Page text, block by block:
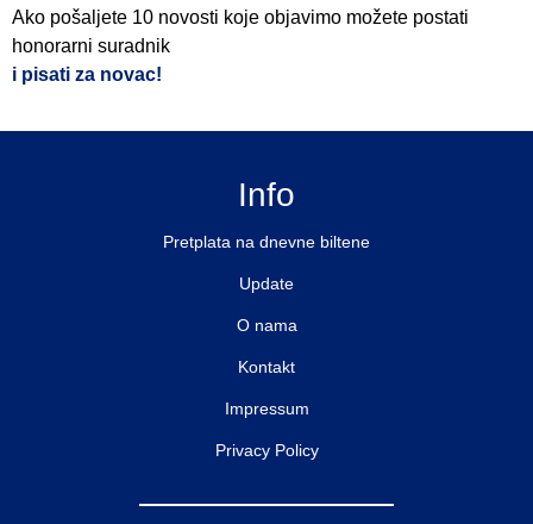
Ako pošaljete 10 novosti koje objavimo možete postati
honorarni suradnik
i pisati za novac!
Info
Pretplata na dnevne biltene
Update
O nama
Kontakt
Impressum
Privacy Policy